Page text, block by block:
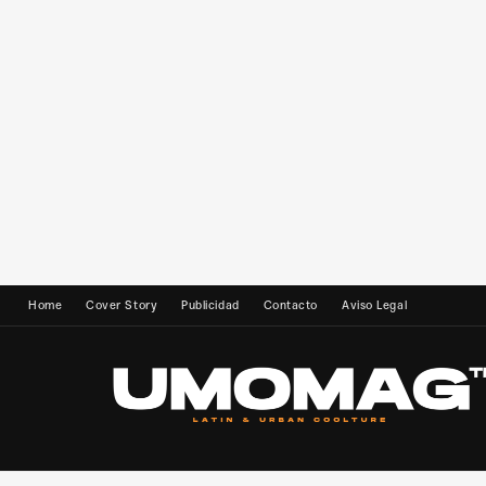
Home Cover Story Publicidad Contacto Aviso Legal